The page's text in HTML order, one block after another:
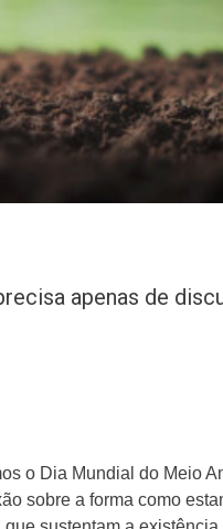
apenas de
o Dia Mundial do Meio
sobre a forma como